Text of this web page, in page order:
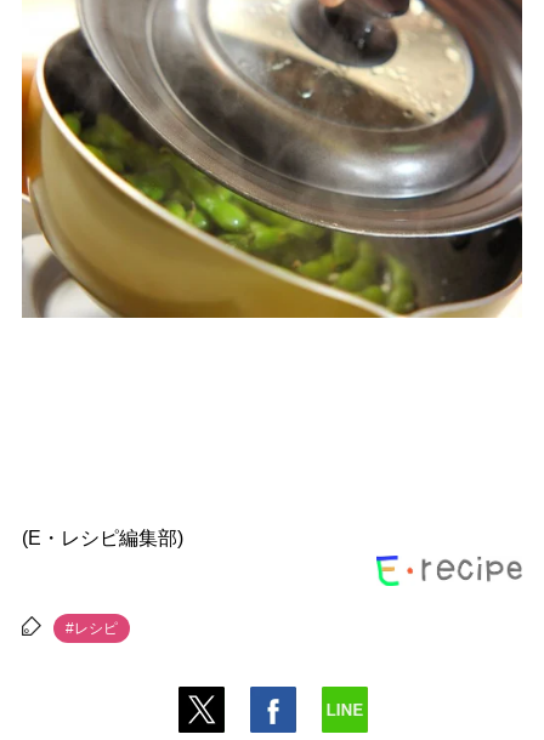
(E・レシピ編集部)
#レシピ